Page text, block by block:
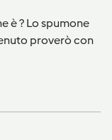
è ? Lo spumone
proverò con